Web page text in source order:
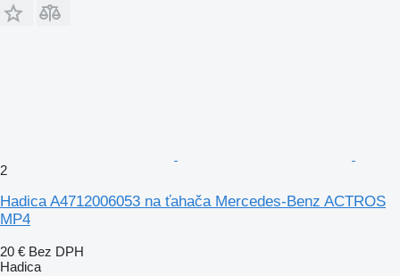
2
Hadica A4712006053 na ťahača Mercedes-Benz ACTROS
MP4
20 € Bez DPH
Hadica